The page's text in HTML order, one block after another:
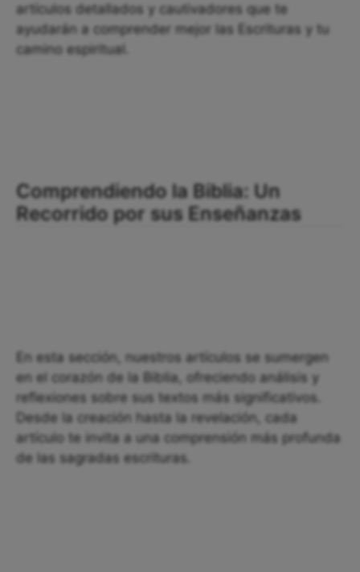
artículos detallados y cautivadores que te
ayudarán a comprender mejor las Escrituras y tu
camino espiritual.
Comprendiendo la Biblia: Un
Recorrido por sus Enseñanzas
En esta sección, nuestros artículos se sumergen
en el corazón de la Biblia, ofreciendo análisis y
reflexiones sobre sus textos más significativos.
Desde la creación hasta la revelación, cada
artículo te invita a una comprensión más profunda
de las sagradas escrituras.